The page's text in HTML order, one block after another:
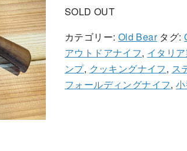
SOLD OUT
カテゴリー: Old Bear タグ:
アウトドアナイフ, イタリ
ンプ, クッキングナイフ, ス
フォールディングナイフ,